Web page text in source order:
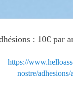
: 10€ par
https://
nostre/